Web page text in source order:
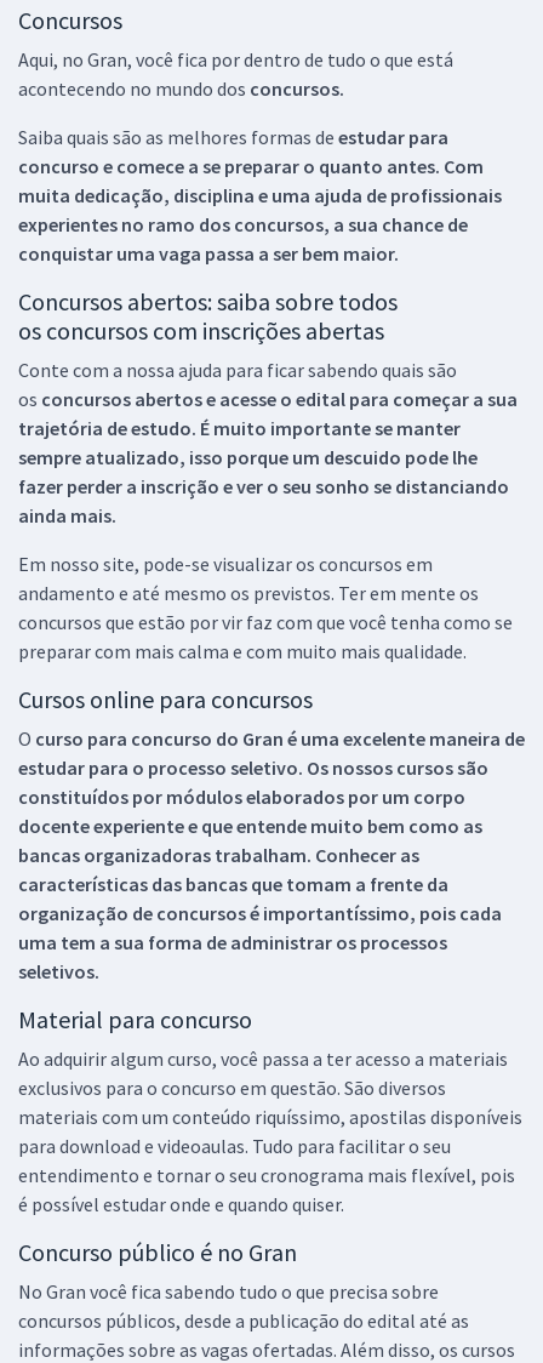
Concursos
Aqui, no Gran, você fica por dentro de tudo o que está
acontecendo no mundo dos concursos.
Saiba quais são as melhores formas de estudar para
concurso e comece a se preparar o quanto antes. Com
muita dedicação, disciplina e uma ajuda de profissionais
experientes no ramo dos concursos, a sua chance de
conquistar uma vaga passa a ser bem maior.
Concursos abertos: saiba sobre todos
os concursos com inscrições abertas
Conte com a nossa ajuda para ficar sabendo quais são
os concursos abertos e acesse o edital para começar a sua
trajetória de estudo. É muito importante se manter
sempre atualizado, isso porque um descuido pode lhe
fazer perder a inscrição e ver o seu sonho se distanciando
ainda mais.
Em nosso site, pode-se visualizar os concursos em
andamento e até mesmo os previstos. Ter em mente os
concursos que estão por vir faz com que você tenha como se
preparar com mais calma e com muito mais qualidade.
Cursos online para concursos
O curso para concurso do Gran é uma excelente maneira de
estudar para o processo seletivo. Os nossos cursos são
constituídos por módulos elaborados por um corpo
docente experiente e que entende muito bem como as
bancas organizadoras trabalham. Conhecer as
características das bancas que tomam a frente da
organização de concursos é importantíssimo, pois cada
uma tem a sua forma de administrar os processos
seletivos.
Material para concurso
Ao adquirir algum curso, você passa a ter acesso a materiais
exclusivos para o concurso em questão. São diversos
materiais com um conteúdo riquíssimo, apostilas disponíveis
para download e videoaulas. Tudo para facilitar o seu
entendimento e tornar o seu cronograma mais flexível, pois
é possível estudar onde e quando quiser.
Concurso público é no Gran
No Gran você fica sabendo tudo o que precisa sobre
concursos públicos, desde a publicação do edital até as
informações sobre as vagas ofertadas. Além disso, os cursos